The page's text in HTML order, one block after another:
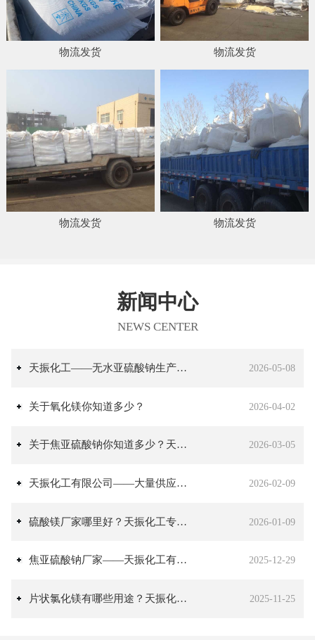
物流发货 物流发货
物流发货 物流发货
新闻中心
NEWS CENTER
天振化工——无水亚硫酸钠生产厂家 2026-05-08
关于氧化镁你知道多少？ 2026-04-02
关于焦亚硫酸钠你知道多少？天振化工专业生产焦亚硫酸钠 2026-03-05
天振化工有限公司——大量供应氯化钙 2026-02-09
硫酸镁厂家哪里好？天振化工专业生产硫酸镁 2026-01-09
焦亚硫酸钠厂家——天振化工有限公司 2025-12-29
片状氯化镁有哪些用途？天振化工有限公司常年生产氯化镁 2025-11-25